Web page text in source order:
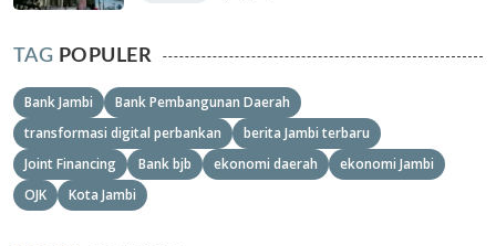
TAG POPULER
Bank Jambi
Bank Pembangunan Daerah
transformasi digital perbankan
berita Jambi terbaru
Joint Financing
Bank bjb ekonomi daerah
ekonomi Jambi
OJK
Kota Jambi